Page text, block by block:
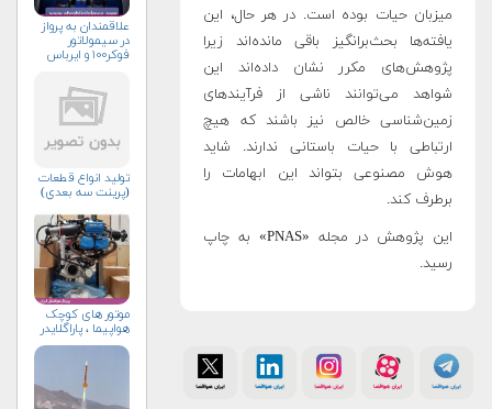
میزبان حیات بوده است. در هر حال، این
یافته‌ها بحث‌برانگیز باقی مانده‌اند زیرا
پژوهش‌های مکرر نشان داده‌اند این
شواهد می‌توانند ناشی از فرآیندهای
زمین‌شناسی خالص نیز باشند که هیچ
ارتباطی با حیات باستانی ندارند. شاید
هوش مصنوعی بتواند این ابهامات را
برطرف کند.
این پژوهش در مجله «PNAS» به چاپ
رسید.
علاقمندان به پرواز
در سیمولاتور
فوکر۱۰۰ و ایرباس
توليد انواع قطعات
(پرينت سه بعدي)
موتور های کوچک
هواپیما ، پاراگلایدر